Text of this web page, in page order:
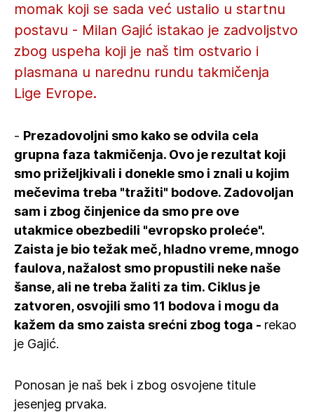
momak koji se sada već ustalio u startnu
postavu - Milan Gajić istakao je zadvoljstvo
zbog uspeha koji je naš tim ostvario i
plasmana u narednu rundu takmičenja
Lige Evrope.
- Prezadovoljni smo kako se odvila cela
grupna faza takmičenja. Ovo je rezultat koji
smo priželjkivali i donekle smo i znali u kojim
mečevima treba "tražiti" bodove. Zadovoljan
sam i zbog činjenice da smo pre ove
utakmice obezbedili "evropsko proleće".
Zaista je bio težak meč, hladno vreme, mnogo
faulova, nažalost smo propustili neke naše
šanse, ali ne treba žaliti za tim. Ciklus je
zatvoren, osvojili smo 11 bodova i mogu da
kažem da smo zaista srećni zbog toga - rekao
je Gajić.
Ponosan je naš bek i zbog osvojene titule
jesenjeg prvaka.